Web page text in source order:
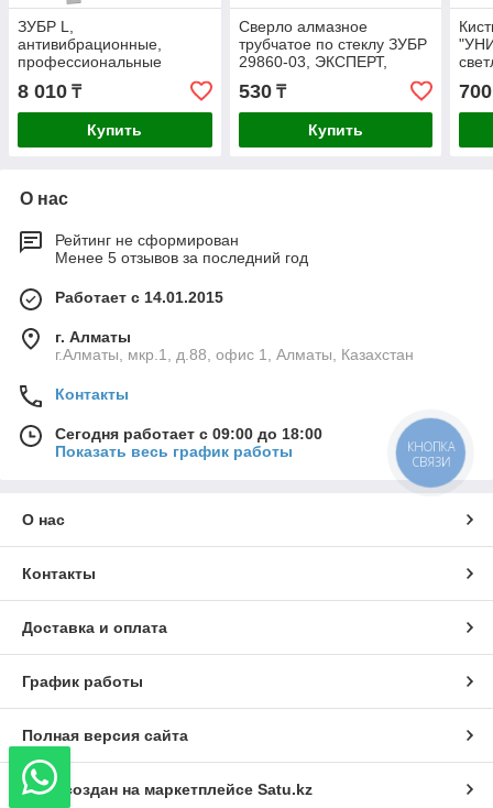
ЗУБР L,
антивибрационные,
профессиональные
перчатки для тяжелых
мех. работ МОНТАЖНИК
8 010 ₸
Купить
Сверло алмазное
трубчатое по стеклу ЗУБР
29860-03, ЭКСПЕРТ,
530₸
Купить
025)
700
О нас
Рейтинг не сформирован
Менее 5 отзывов за последний год
Работает с 14.01.2015
г. Алматы
г.Алматы, мкр.1, д.88, офис 1, Алматы, Казахстан
Контакты
Сегодня работает с 09:00 до 18:00
Показать весь график работы
О нас
Контакты
Доставка и оплата
График работы
Полная версия сайта
Сайт создан на маркетплейсе Satu.kz
КНОПКА
СВЯЗИ